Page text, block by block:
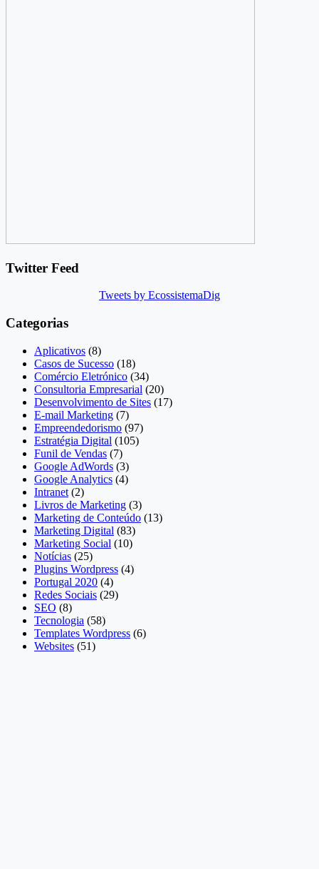
Twitter Feed
Tweets by EcossistemaDig
Categorias
Aplicativos (8)
Casos de Sucesso (18)
Comércio Eletrónico (34)
Consultoria Empresarial (20)
Desenvolvimento de Sites (17)
E-mail Marketing (7)
Empreendedorismo (97)
Estratégia Digital (105)
Funil de Vendas (7)
Google AdWords (3)
Google Analytics (4)
Intranet (2)
Livros de Marketing (3)
Marketing de Conteúdo (13)
Marketing Digital (83)
Marketing Social (10)
Notícias (25)
Plugins Wordpress (4)
Portugal 2020 (4)
Redes Sociais (29)
SEO (8)
Tecnologia (58)
Templates Wordpress (6)
Websites (51)